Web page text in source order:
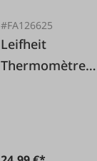
#FA126625
Leifheit
Thermomètre